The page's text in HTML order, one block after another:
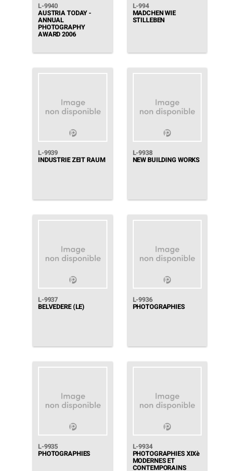
L-9940
AUSTRIA TODAY -
ANNUAL
PHOTOGRAPHY
AWARD 2006
L-994
MADCHEN WIE
STILLEBEN
L-9939
INDUSTRIE ZEIT RAUM
L-9938
NEW BUILDING WORKS
L-9937
BELVEDERE (LE)
L-9936
PHOTOGRAPHIES
L-9935
PHOTOGRAPHIES
L-9934
PHOTOGRAPHIES XIXè
MODERNES ET
CONTEMPORAINS